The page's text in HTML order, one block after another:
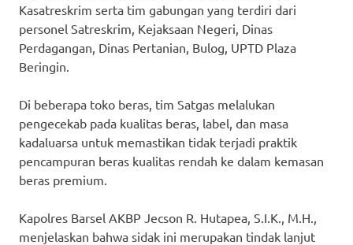
Kasatreskrim serta tim gabungan yang terdiri dari
personel Satreskrim, Kejaksaan Negeri, Dinas
Perdagangan, Dinas Pertanian, Bulog, UPTD Plaza
Beringin.
Di beberapa toko beras, tim Satgas melalukan
pengecekab pada kualitas beras, label, dan masa
kadaluarsa untuk memastikan tidak terjadi praktik
pencampuran beras kualitas rendah ke dalam kemasan
beras premium.
Kapolres Barsel AKBP Jecson R. Hutapea, S.I.K., M.H.,
menjelaskan bahwa sidak ini merupakan tindak lanjut